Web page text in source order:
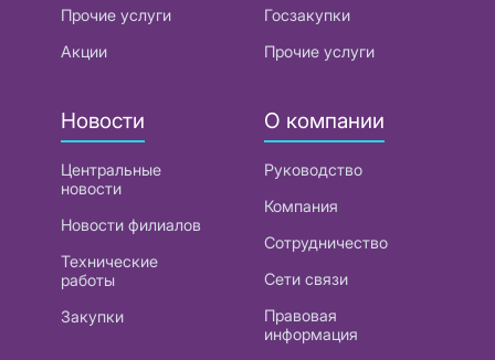
Прочие услуги
Акции
Госзакупки
Прочие услуги
Новости
Центральные
новости
Новости филиалов
Технические
работы
Закупки
О компании
Руководство
Компания
Сотрудничество
Сети связи
Правовая
информация